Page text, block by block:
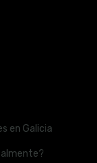
en Galicia